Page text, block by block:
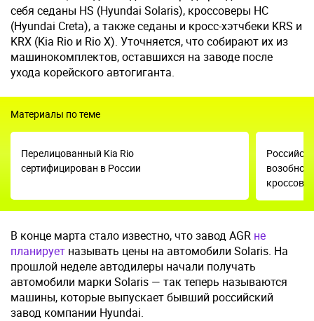
себя седаны HS (Hyundai Solaris), кроссоверы HC
(Hyundai Creta), а также седаны и кросс-хэтчбеки KRS и
KRX (Kia Rio и Rio X). Уточняется, что собирают их из
машинокомплектов, оставшихся на заводе после
ухода корейского автогиганта.
Материалы по теме
Перелицованный Kia Rio
сертифицирован в России
В конце марта стало известно, что завод AGR не
планирует называть цены на автомобили Solaris. На
прошлой неделе автодилеры начали получать
автомобили марки Solaris — так теперь называются
машины, которые выпускает бывший российский
завод компании Hyundai.